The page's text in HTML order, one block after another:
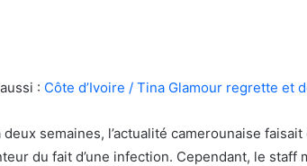
: Côte d’Ivoire / Tina Glamour regrette et
deux semaines, l’actualité camerounaise
du fait d’une infection. Cependant, le staff